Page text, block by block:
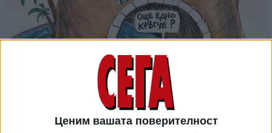
Ценим вашата поверителност